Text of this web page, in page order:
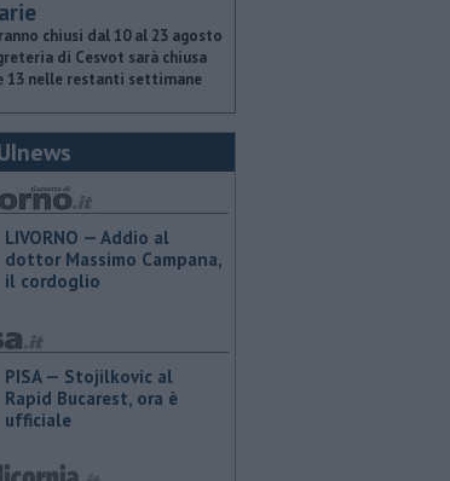
chiusi dal 10 al 23 agosto
di Cesvot sarà chiusa
13 nelle restanti settimane
LIVORNO — Addio al
dottor Massimo Campana,
il cordoglio
PISA — Stojilkovic al
Rapid Bucarest, ora è
ufficiale